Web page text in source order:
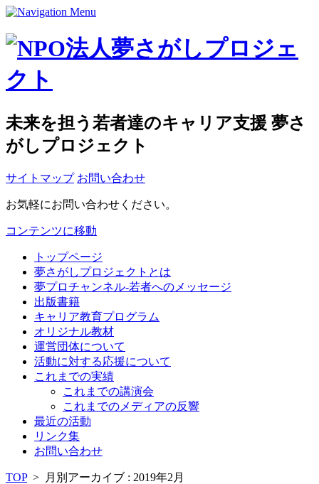
未来を担う若者達のキャリア支援 夢さ
がしプロジェクト
サイトマップ お問い合わせ
お気軽にお問い合わせください。
コンテンツに移動
トップページ
夢さがしプロジェクトとは
夢プロチャンネル-若者へのメッセージ
出版書籍
キャリア教育プログラム
オリジナル教材
運営団体について
活動に対する応援について
これまでの実績
これまでの講演会
これまでのメディアの反響
最近の活動
リンク集
お問い合わせ
TOP> 月別アーカイブ : 2019年2月